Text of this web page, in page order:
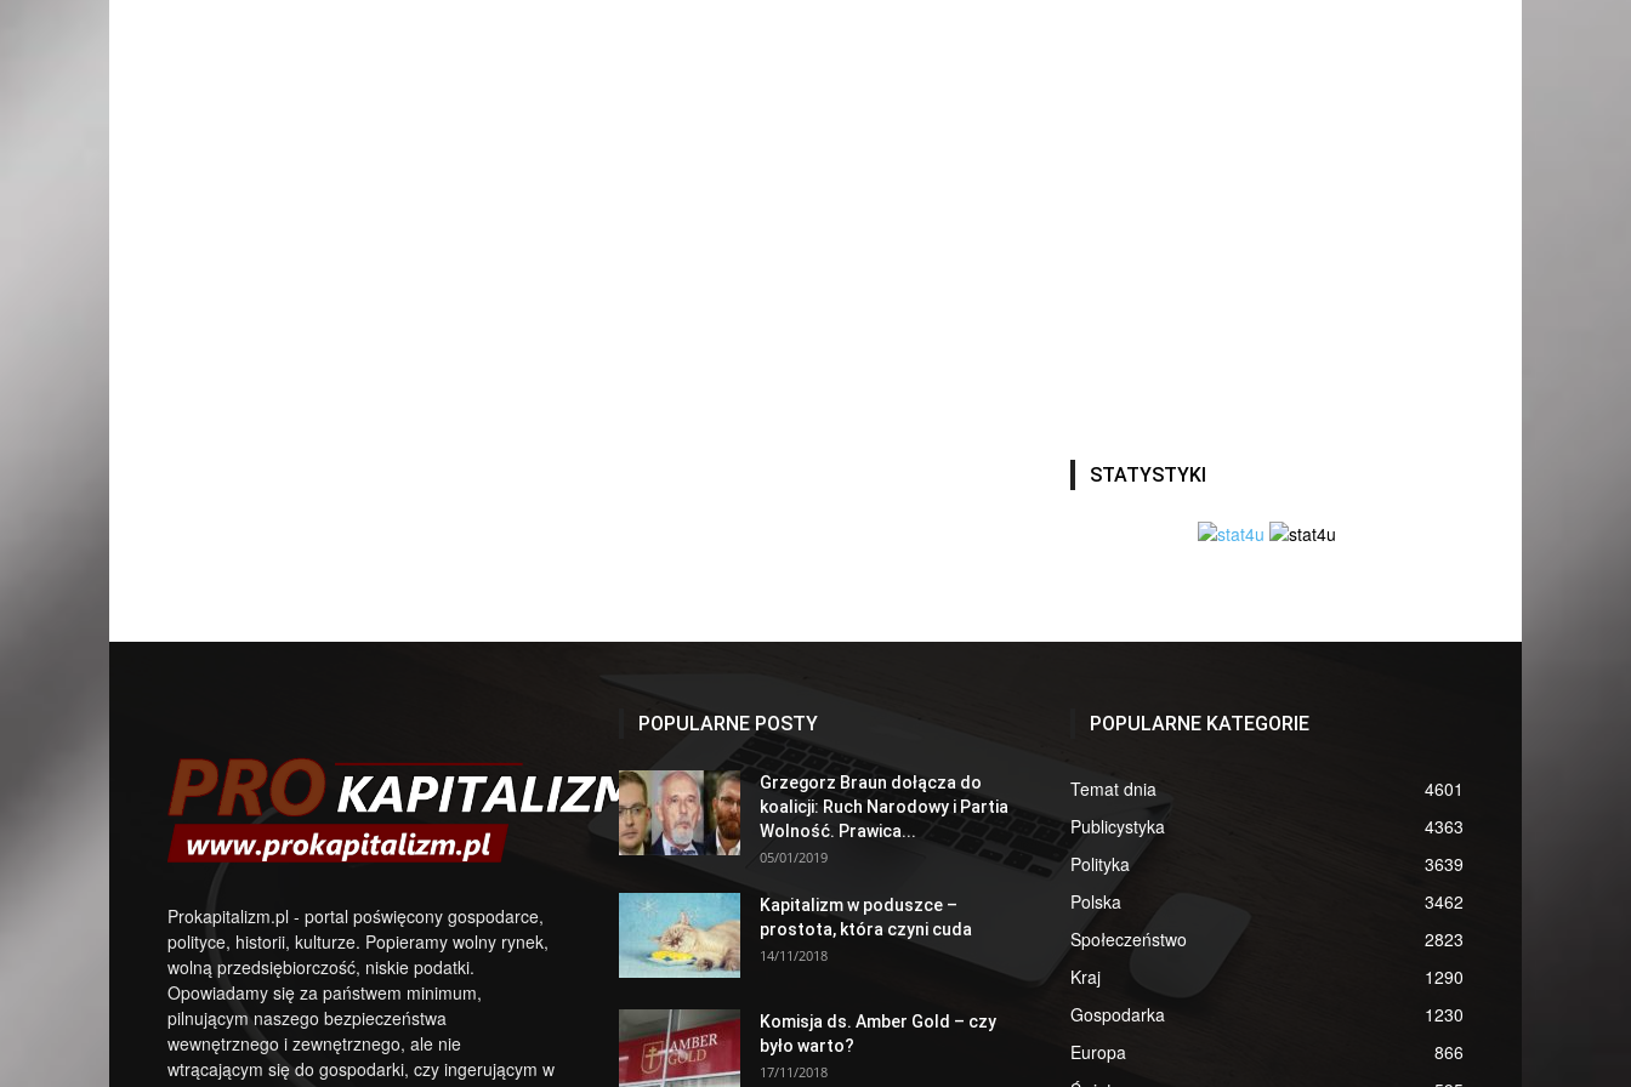
STATYSTYKI
Prokapitalizm.pl - portal poświęcony gospodarce,
polityce, historii, kulturze. Popieramy wolny rynek,
wolną przedsiębiorczość, niskie podatki.
Opowiadamy się za państwem minimum,
pilnującym naszego bezpieczeństwa
wewnętrznego i zewnętrznego, ale nie
wtrącającym się do gospodarki, czy ingerującym w
POPULARNE POSTY
Grzegorz Braun dołącza do
koalicji: Ruch Narodowy i Partia
Wolność. Prawica...
05/01/2019
Kapitalizm w poduszce –
prostota, która czyni cuda
14/11/2018
Komisja ds. Amber Gold – czy
było warto?
17/11/2018
POPULARNE KATEGORIE
Temat dnia
4601
Publicystyka
4363
Polityka
3639
Polska
3462
Społeczeństwo
2823
Kraj
1290
Gospodarka
1230
Europa
866